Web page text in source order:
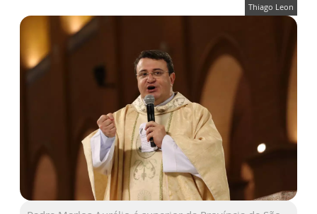
Thiago Leon